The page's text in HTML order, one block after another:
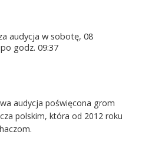
audycja w sobotę, 08
godz. 09:37
audycja poświęcona grom
polskim, która od 2012 roku